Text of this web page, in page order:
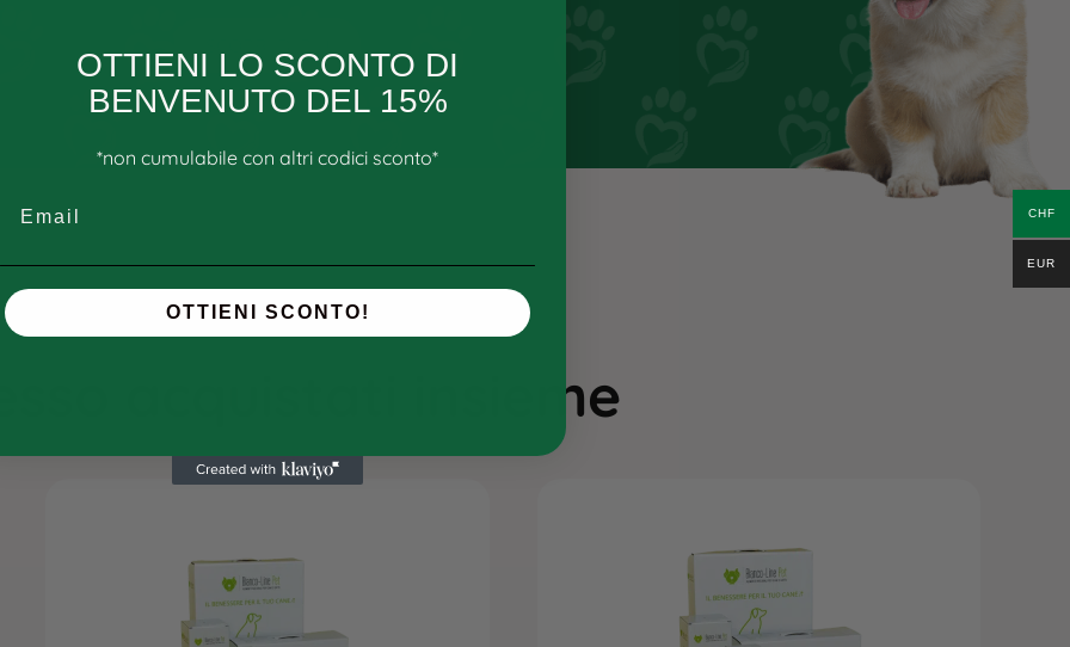
acquistati insieme
CHF
EUR
OTTIENI LO SCONTO DI
BENVENUTO DEL 15%
*non cumulabile con altri codici sconto*
OTTIENI SCONTO!